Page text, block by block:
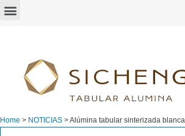
Home > NOTICIAS >Alúmina tabular sinterizada blanca